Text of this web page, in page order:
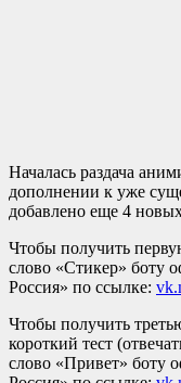
Началась раздача
дополнении к уже
добавлено еще 4
Чтобы получить
слово «Стикер» боту
Россия» по ссылке:
Чтобы получить
короткий тест
слово «Привет» боту